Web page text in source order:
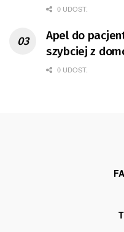
0 UDOST.
Apel do
szybciej z
0 UDOST.